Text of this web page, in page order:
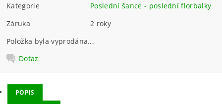
Kategorie
Poslední šance - poslední florbalky
Záruka
2 roky
Položka byla vyprodána...
Dotaz
POPIS